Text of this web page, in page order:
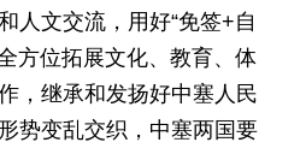
人文交流，用好“免签+自
方位拓展文化、教育、体
，继承和发扬好中塞人民
势变乱交织，中塞两国要